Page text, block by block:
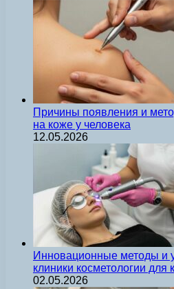
Причины появления и
на коже у человека
12.05.2026
Инновационные методы и
клиники косметологии для
02.05.2026